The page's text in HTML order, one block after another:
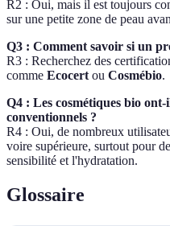
R2 : Oui, mais il est toujours
sur une petite zone de peau
Q3 : Comment savoir si un
R3 : Recherchez des
comme Ecocert ou Cosmébio.
Q4 : Les cosmétiques bio
conventionnels ?
R4 : Oui, de nombreux
voire supérieure, surtout pour
sensibilité et l'hydratation.
Glossaire